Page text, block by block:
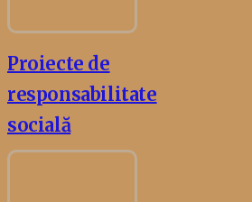
Proiecte de
responsabilitate
socială